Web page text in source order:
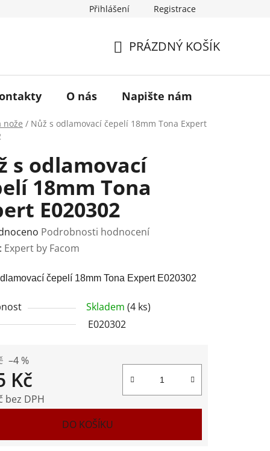
Historie značky TONA
Přihlášení Registrace
KOŠÍK
PRÁZDNÝ KOŠÍK
O nás Napište nám
nože / Nůž s odlamovací čepelí 18mm Tona Expert
s odlamovací
18mm Tona
E020302
Podrobnosti hodnocení
Expert by Facom
čepelí 18mm Tona Expert E020302
Skladem (4 ks)
E020302
–4 %
Kč
bez DPH
DO KOŠÍKU